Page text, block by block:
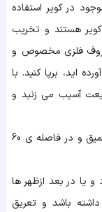
در کویر استفاده
کویر هستند و تخریب
ظروف فلزی مخصوص و
اید، برپا کنید. با
آسیب می زنید و
برای دفع فضولات آنها را در یک گودال نسبتا عمیق و در فاصله ی 60
یا در بعد ازظهر ها
باشد و تعریق